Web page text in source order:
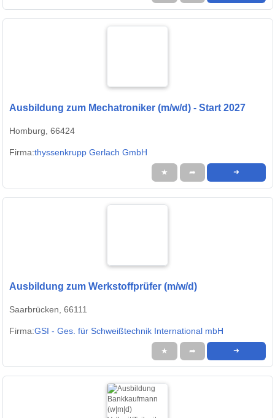
Ausbildung zum Mechatroniker (m/w/d) - Start 2027
Homburg, 66424
Firma:thyssenkrupp Gerlach GmbH
★ ➦ ➜
Ausbildung zum Werkstoffprüfer (m/w/d)
Saarbrücken, 66111
Firma:GSI - Ges. für Schweißtechnik International mbH
★ ➦ ➜